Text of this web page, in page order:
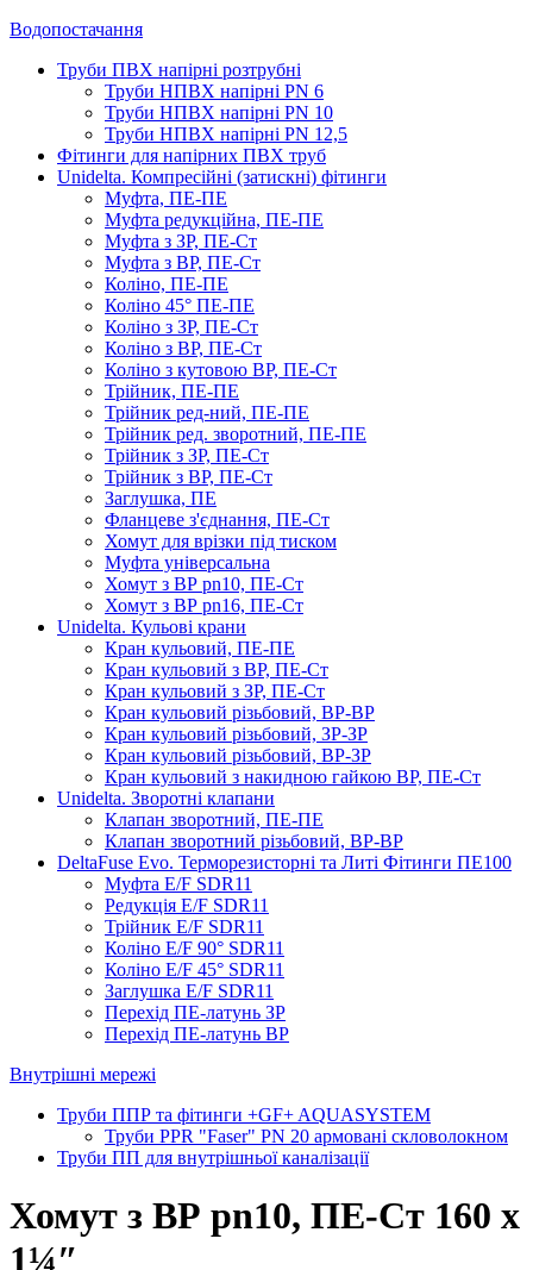
Водопостачання
Труби ПВХ напірні розтрубні
Труби НПВХ напірні PN 6
Труби НПВХ напірні PN 10
Труби НПВХ напірні PN 12,5
Фітинги для напірних ПВХ труб
Unidelta. Компресійні (затискні) фітинги
Муфта, ПЕ-ПЕ
Муфта редукційна, ПЕ-ПЕ
Муфта з ЗР, ПЕ-Ст
Муфта з ВР, ПЕ-Ст
Коліно, ПЕ-ПЕ
Коліно 45° ПЕ-ПЕ
Коліно з ЗР, ПЕ-Ст
Коліно з ВР, ПЕ-Ст
Коліно з кутовою ВР, ПЕ-Ст
Трійник, ПЕ-ПЕ
Трійник ред-ний, ПЕ-ПЕ
Трійник ред. зворотний, ПЕ-ПЕ
Трійник з ЗР, ПЕ-Ст
Трійник з ВР, ПЕ-Ст
Заглушка, ПЕ
Фланцеве з'єднання, ПЕ-Ст
Хомут для врізки під тиском
Муфта універсальна
Хомут з ​​ВР pn10, ПЕ-Ст
Хомут з ВР pn16, ПЕ-Ст
Unidelta. Кульові крани
Кран кульовий, ПЕ-ПЕ
Кран кульовий з ВР, ПЕ-Ст
Кран кульовий з ЗР, ПЕ-Ст
Кран кульовий різьбовий, ВР-ВР
Кран кульовий різьбовий, ЗР-ЗР
Кран кульовий різьбовий, ВР-ЗР
Кран кульовий з накидною гайкою ВР, ПЕ-Ст
Unidelta. Зворотні клапани
Клапан зворотний, ПЕ-ПЕ
Клапан зворотний різьбовий, ВР-ВР
DeltaFuse Evo. Терморезисторні та Литі Фітинги ПЕ100
Муфта E/F SDR11
Редукція E/F SDR11
Трійник E/F SDR11
Коліно E/F 90° SDR11
Коліно E/F 45° SDR11
Заглушка E/F SDR11
Перехід ПЕ-латунь ЗР
Перехід ПЕ-латунь ВР
Внутрішні мережі
Труби ППР та фітинги +GF+ AQUASYSTEM
Труби PPR "Faser" PN 20 армовані скловолокном
Труби ПП для внутрішньої каналізації
Хомут з ​​ВР pn10, ПЕ-Ст 160 х
1¼″